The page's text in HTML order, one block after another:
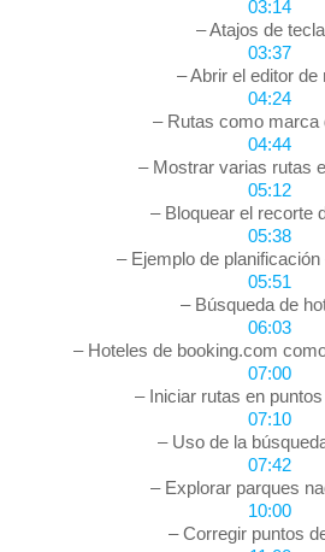
03:14
– Atajos de
03:37
– Abrir el editor de
04:24
– Rutas como marca
04:44
– Mostrar varias rutas
05:12
– Bloquear el recorte
05:38
– Ejemplo de
05:51
– Búsqueda de
06:03
– Hoteles de booking.com
07:00
– Iniciar rutas en
07:10
– Uso de la
07:42
– Explorar parques
10:00
– Corregir puntos